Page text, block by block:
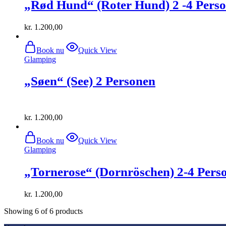
„Rød Hund“ (Roter Hund) 2 -4
kr. 1.200,00
Book nu
Quick View
Glamping
„Søen“ (See) 2 Personen
kr. 1.200,00
Book nu
Quick View
Glamping
„Tornerose“ (Dornröschen) 2-4
kr. 1.200,00
Showing 6 of6 products